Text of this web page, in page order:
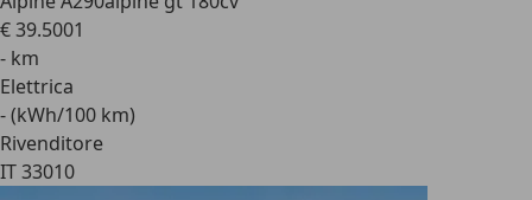
€ 39.5001
- km
Elettrica
- (kWh/100 km)
Rivenditore
IT 33010